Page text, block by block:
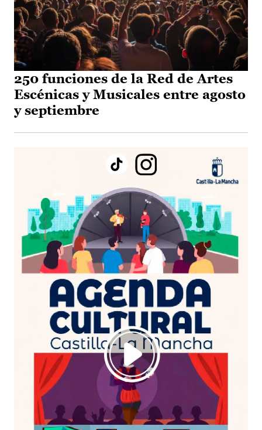
250 funciones de la Red de Artes
Escénicas y Musicales entre agosto
y septiembre